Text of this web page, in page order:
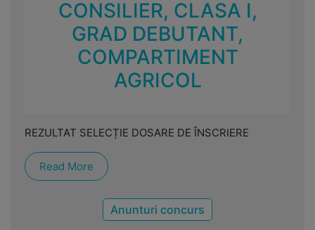
CONSILIER, CLASA I,
GRAD DEBUTANT,
COMPARTIMENT
AGRICOL
REZULTAT SELECȚIE DOSARE DE ÎNSCRIERE
Read More
Anunturi concurs